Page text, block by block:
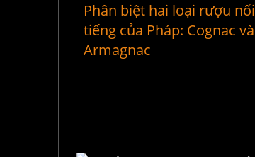
Phân biệt hai loại rượu nổi
tiếng của Pháp: Cognac và
Armagnac